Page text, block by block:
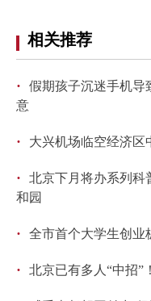
相关推荐
·
假期孩子沉迷手机导
意
· 大兴机场临空经济区
·
北京下月将办系列科
和园
· 全市首个大学生创业
· 北京已有多人“中招”